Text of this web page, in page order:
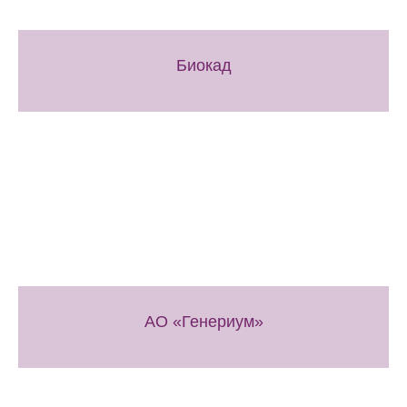
Биокад
АО «Генериум»